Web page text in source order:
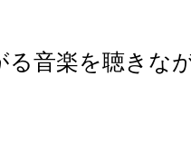
る音楽を聴きな